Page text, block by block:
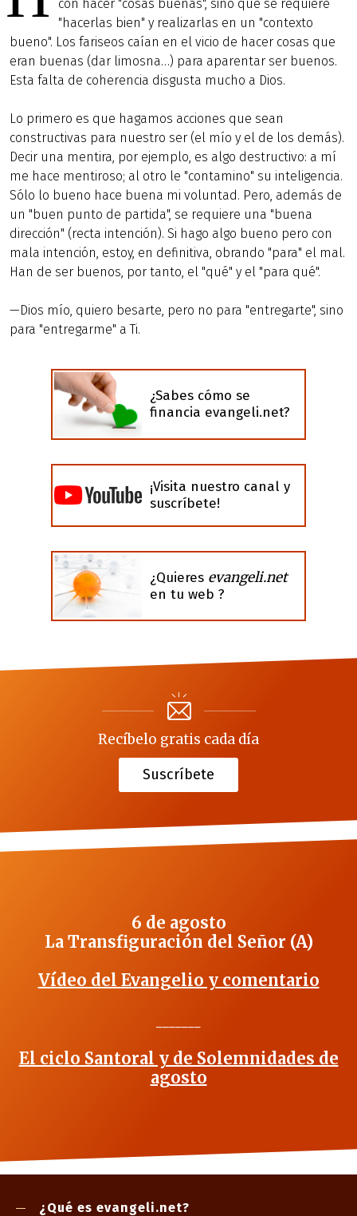
con hacer "cosas buenas", sino que se requiere
"hacerlas bien" y realizarlas en un "contexto
bueno". Los fariseos caían en el vicio de hacer cosas que
eran buenas (dar limosna…) para aparentar ser buenos.
Esta falta de coherencia disgusta mucho a Dios.
Lo primero es que hagamos acciones que sean
constructivas para nuestro ser (el mío y el de los demás).
Decir una mentira, por ejemplo, es algo destructivo: a mí
me hace mentiroso; al otro le "contamino" su inteligencia.
Sólo lo bueno hace buena mi voluntad. Pero, además de
un "buen punto de partida", se requiere una "buena
dirección" (recta intención). Si hago algo bueno pero con
mala intención, estoy, en definitiva, obrando "para" el mal.
Han de ser buenos, por tanto, el "qué" y el "para qué".
—Dios mío, quiero besarte, pero no para "entregarte", sino
para "entregarme" a Ti.
¿Sabes cómo se
financia evangeli.net?
¡Visita nuestro canal y
suscríbete!
¿Quieres evangeli.net
en tu web ?
Recíbelo gratis cada día
Suscríbete
6 de agosto
La Transfiguración del Señor (A)
Vídeo del Evangelio y comentario
El ciclo Santoral y de Solemnidades de
agosto
¿Qué es evangeli.net?